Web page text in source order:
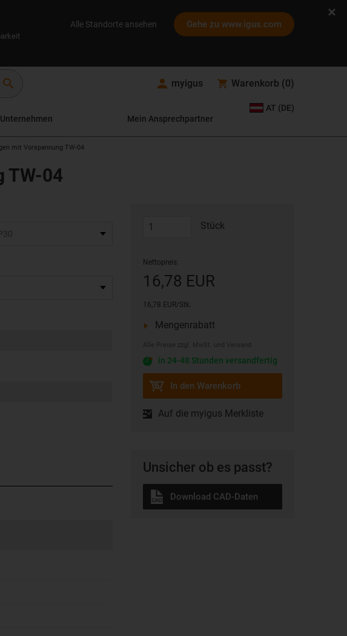
Alle Standorte ansehen Gehe zu www.igus.com
search myigus Warenkorb (0)
Unternehmen Mein Ansprechpartner
AT (DE)
mit Vorspannung TW-04
TW-04
Stück
Nettopreis:
16,78 EUR
16,78 EUR/Stk.
Mengenrabatt
Alle Preise zzgl. MwSt. und Versand
in 24-48 Stunden versandfertig
In den Warenkorb
Auf die myigus Merkliste
Unsicher ob es passt?
Download CAD-Daten